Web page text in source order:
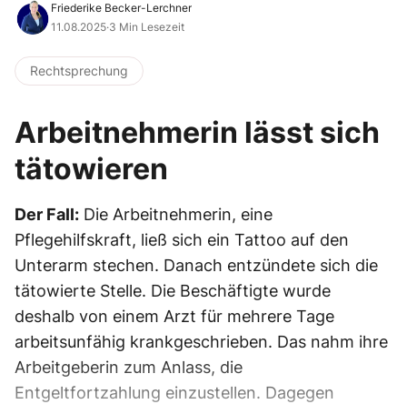
Friederike Becker-Lerchner
11.08.2025·3 Min Lesezeit
Rechtsprechung
Arbeitnehmerin lässt sich
tätowieren
Der Fall: Die Arbeitnehmerin, eine
Pflegehilfskraft, ließ sich ein Tattoo auf den
Unterarm stechen. Danach entzündete sich die
tätowierte Stelle. Die Beschäftigte wurde
deshalb von einem Arzt für mehrere Tage
arbeitsunfähig krankgeschrieben. Das nahm ihre
Arbeitgeberin zum Anlass, die
Entgeltfortzahlung einzustellen. Dagegen